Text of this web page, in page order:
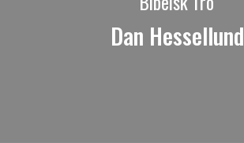
Dan Hessellund